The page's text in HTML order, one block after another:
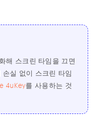
해 스크린 타임을 끄면
실 없이 스크린 타임
4uKey를 사용하는 것